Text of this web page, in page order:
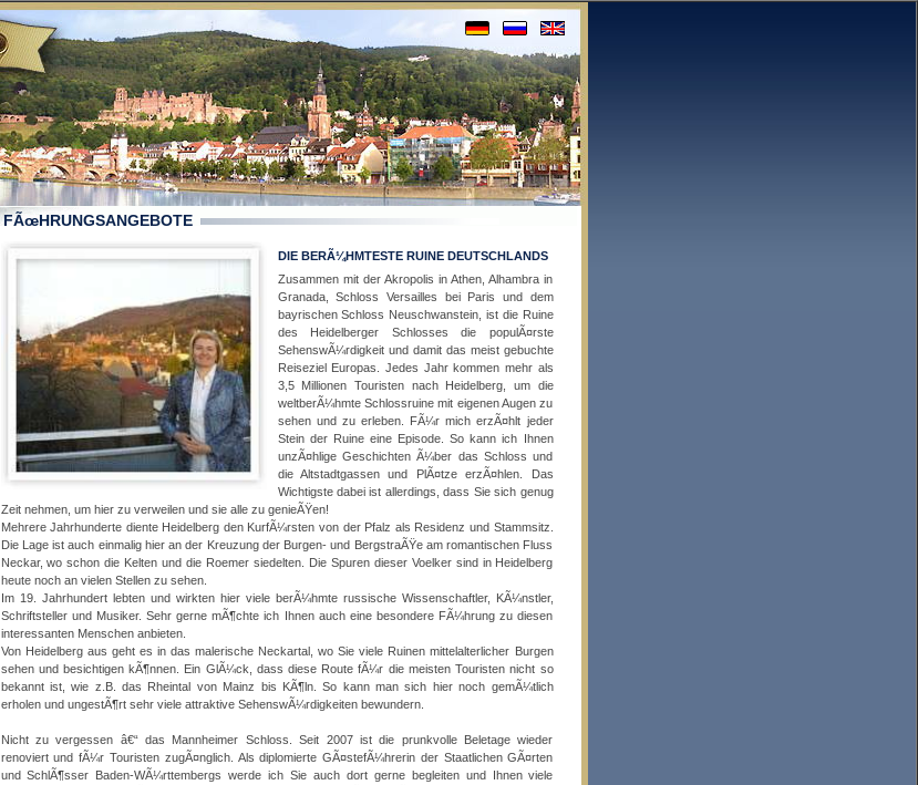
FÃœHRUNGSANGEBOTE
DIE BERÃ¼HMTESTE RUINE DEUTSCHLANDS
Zusammen mit der Akropolis in Athen, Alhambra in
Granada, Schloss Versailles bei Paris und dem
bayrischen Schloss Neuschwanstein, ist die Ruine
des Heidelberger Schlosses die populÃ¤rste
SehenswÃ¼rdigkeit und damit das meist gebuchte
Reiseziel Europas. Jedes Jahr kommen mehr als
3,5 Millionen Touristen nach Heidelberg, um die
weltberÃ¼hmte Schlossruine mit eigenen Augen zu
sehen und zu erleben. FÃ¼r mich erzÃ¤hlt jeder
Stein der Ruine eine Episode. So kann ich Ihnen
unzÃ¤hlige Geschichten Ã¼ber das Schloss und
die Altstadtgassen und PlÃ¤tze erzÃ¤hlen. Das
Wichtigste dabei ist allerdings, dass Sie sich genug
Zeit nehmen, um hier zu verweilen und sie alle zu genieÃŸen!
Mehrere Jahrhunderte diente Heidelberg den KurfÃ¼rsten von der Pfalz als Residenz und Stammsitz.
Die Lage ist auch einmalig hier an der Kreuzung der Burgen- und BergstraÃŸe am romantischen Fluss
Neckar, wo schon die Kelten und die Roemer siedelten. Die Spuren dieser Voelker sind in Heidelberg
heute noch an vielen Stellen zu sehen.
Im 19. Jahrhundert lebten und wirkten hier viele berÃ¼hmte russische Wissenschaftler, KÃ¼nstler,
Schriftsteller und Musiker. Sehr gerne mÃ¶chte ich Ihnen auch eine besondere FÃ¼hrung zu diesen
interessanten Menschen anbieten.
Von Heidelberg aus geht es in das malerische Neckartal, wo Sie viele Ruinen mittelalterlicher Burgen
sehen und besichtigen kÃ¶nnen. Ein GlÃ¼ck, dass diese Route fÃ¼r die meisten Touristen nicht so
bekannt ist, wie z.B. das Rheintal von Mainz bis KÃ¶ln. So kann man sich hier noch gemÃ¼tlich
erholen und ungestÃ¶rt sehr viele attraktive SehenswÃ¼rdigkeiten bewundern.
Nicht zu vergessen â€“ das Mannheimer Schloss. Seit 2007 ist die prunkvolle Beletage wieder
renoviert und fÃ¼r Touristen zugÃ¤nglich. Als diplomierte GÃ¤stefÃ¼hrerin der Staatlichen GÃ¤rten
und SchlÃ¶sser Baden-WÃ¼rttembergs werde ich Sie auch dort gerne begleiten und Ihnen viele